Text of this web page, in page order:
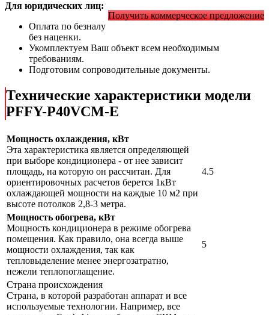
Получить коммерческое предложение
Для юридических лиц:
Оплата по безналу
без наценки.
Укомплектуем Ваш объект всем необходимым
требованиям.
Подготовим сопроводительные документы.
Технические характеристики модели
PFFY-P40VCM-E
Мощность охлаждения, кВт
Эта характеристика является определяющей
при выборе кондиционера - от нее зависит
площадь, на которую он рассчитан. Для
ориентировочных расчетов берется 1кВт
охлаждающей мощности на каждые 10 м2 при
высоте потолков 2,8-3 метра.
4.5
Мощность обогрева, кВт
Мощность кондиционера в режиме обогрева
помещения. Как правило, она всегда выше
мощности охлаждения, так как
тепловыделение менее энергозатратно,
нежели теплопоглащение.
5
Страна происхождения
Страна, в которой разработан аппарат и все
используемые технологии. Например, все